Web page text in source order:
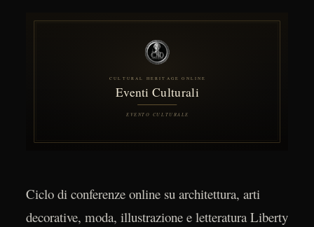
Ciclo di conferenze online su architettura, arti
decorative, moda, illustrazione e letteratura Liberty